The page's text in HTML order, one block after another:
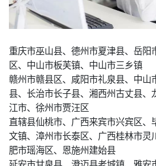
重庆市巫山县、德州市夏津县、岳阳
区、中山市板芙镇、中山市三乡镇
赣州市赣县区、咸阳市礼泉县、中山
县、长治市长子县、湘西州古丈县、
江市、徐州市贾汪区
直辖县仙桃市、广西来宾市兴宾区、
文镇、漳州市长泰区、广西桂林市灵
肥市瑶海区、恩施州建始县